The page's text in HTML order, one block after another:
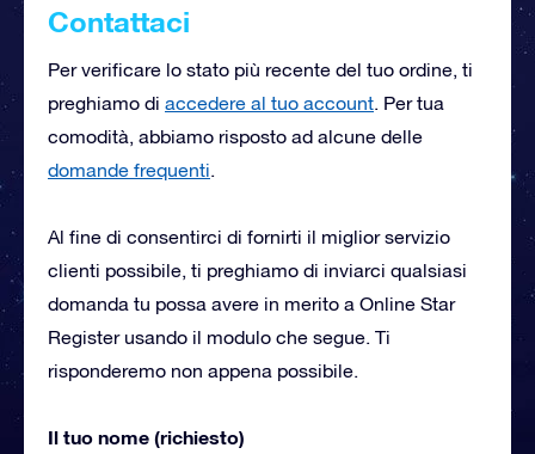
Contattaci
Per verificare lo stato più recente del tuo ordine, ti
preghiamo di accedere al tuo account. Per tua
comodità, abbiamo risposto ad alcune delle
domande frequenti.
Al fine di consentirci di fornirti il miglior servizio
clienti possibile, ti preghiamo di inviarci qualsiasi
domanda tu possa avere in merito a Online Star
Register usando il modulo che segue. Ti
risponderemo non appena possibile.
Il tuo nome (richiesto)